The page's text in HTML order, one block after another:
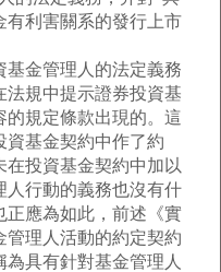
有利害關系的發行上市
金管理人的法定義務
法規中提示證券投資基
的規定條款出現的。這
資基金契約中作了約
投資基金契約中加以
人行動的義務也沒有什
正應為如此，前述《實
管理人活動的約定契約
具有針對基金管理人